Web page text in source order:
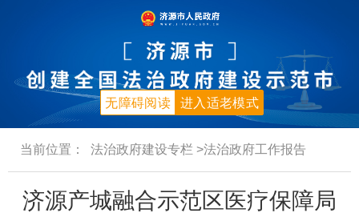
进入适老模式
无障碍阅读
当前位置： 法治政府建设专栏 >法治政府工作报告
济源产城融合示范区医疗保障局